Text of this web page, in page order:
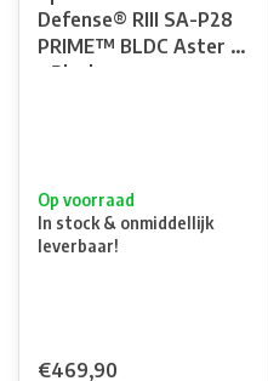
Defense® RIII SA-P28
PRIME™ BLDC Aster II
- Black
Op voorraad
In stock & onmiddellijk
leverbaar!
€469,90